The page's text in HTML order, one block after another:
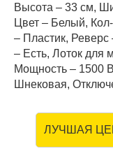
Высота – 33 см,
Цвет – Белый,
– Пластик, Реверс
– Есть, Лоток для
Мощность – 1500
Шнековая,
ЛУЧШАЯ